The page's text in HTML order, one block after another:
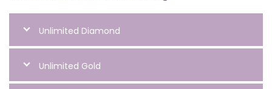
Unlimited Diamond
Unlimited Gold